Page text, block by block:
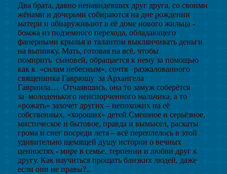
Два брата, давно ненавидевших друг друга, со своими
жёнами и дочерьми собираются на дне рождении
матери и обнаруживают в её доме нового жильца -
бомжа из подземного перехода, обладающего
фанерными крылья и талантом выклянчивать деньги
на выпивку. Мать, готовая на всё, чтобы
помирить сыновей, обращается к нему за помощью
как к «силам небесным», сочтя разжалованного
священника Гаврюшу за Архангела
Гавриила… Отчаявшись, она то замуж соберётся
за молоденького неиспорченного мальчика, а то
«рожать» захочет других – непохожих на её
собственных, «хороших» детей.Смешное и серьёзное,
мистическое и бытовое, правда и вымысел, раскаты
грома и снег посреди лета – всё переплелось в этой
удивительно щемящей душу истории о вечных
ценностях - мире в семье, терпении и любви друг к
другу. Как научиться прощать близких людей, даже
если они не правы?..